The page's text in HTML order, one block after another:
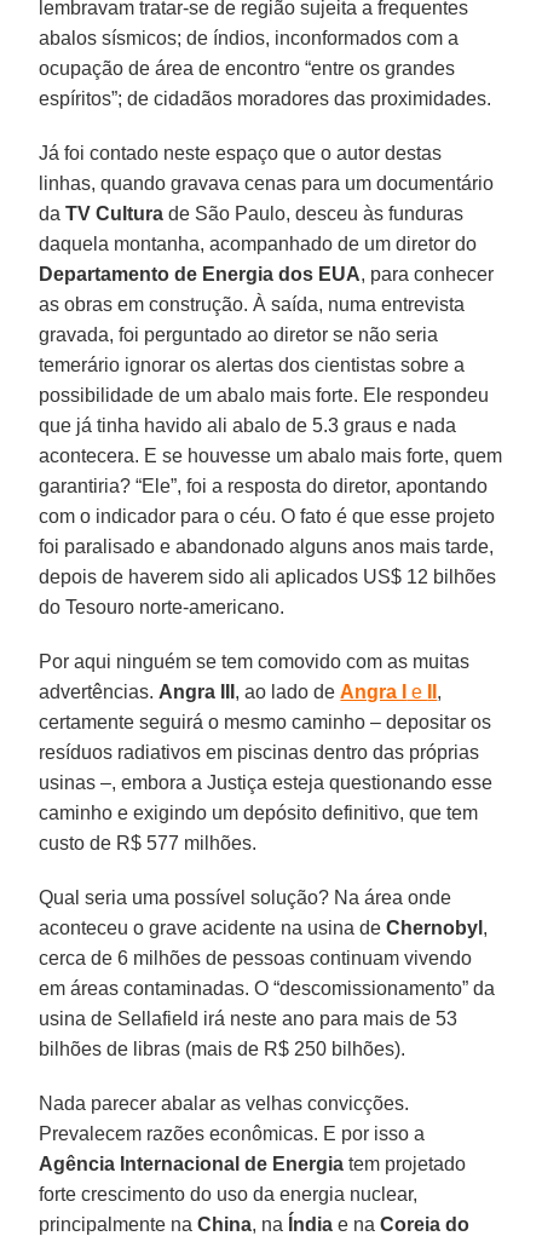
lembravam tratar-se de região sujeita a frequentes
abalos sísmicos; de índios, inconformados com a
ocupação de área de encontro “entre os grandes
espíritos”; de cidadãos moradores das proximidades.
Já foi contado neste espaço que o autor destas
linhas, quando gravava cenas para um documentário
daTV Cultura de São Paulo, desceu às funduras
daquela montanha, acompanhado de um diretor do
Departamento de Energia dos EUA, para conhecer
as obras em construção. À saída, numa entrevista
gravada, foi perguntado ao diretor se não seria
temerário ignorar os alertas dos cientistas sobre a
possibilidade de um abalo mais forte. Ele respondeu
que já tinha havido ali abalo de 5.3 graus e nada
acontecera. E se houvesse um abalo mais forte, quem
garantiria? “Ele”, foi a resposta do diretor, apontando
com o indicador para o céu. O fato é que esse projeto
foi paralisado e abandonado alguns anos mais tarde,
depois de haverem sido ali aplicados US$ 12 bilhões
do Tesouro norte-americano.
Por aqui ninguém se tem comovido com as muitas
advertências. Angra III , ao lado deAngra I e
,
certamente seguirá o mesmo caminho – depositar os
resíduos radiativos em piscinas dentro das próprias
usinas –, embora a Justiça esteja questionando esse
caminho e exigindo um depósito definitivo, que tem
custo de R$ 577 milhões.
Qual seria uma possível solução? Na área onde
aconteceu o grave acidente na usina deChernobyl ,
cerca de 6 milhões de pessoas continuam vivendo
em áreas contaminadas. O “descomissionamento” da
usina de Sellafield irá neste ano para mais de 53
bilhões de libras (mais de R$ 250 bilhões).
Nada parecer abalar as velhas convicções.
Prevalecem razões econômicas. E por isso a
Agência Internacional de Energia tem projetado
forte crescimento do uso da energia nuclear,
principalmente naChina, na Índia e naCoreia do